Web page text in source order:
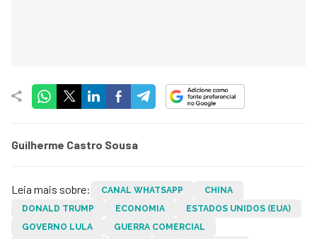
Guilherme Castro Sousa
Leia mais sobre: CANAL WHATSAPP
CHINA
DONALD TRUMP
ECONOMIA
ESTADOS UNIDOS (EUA)
GOVERNO LULA
GUERRA COMERCIAL